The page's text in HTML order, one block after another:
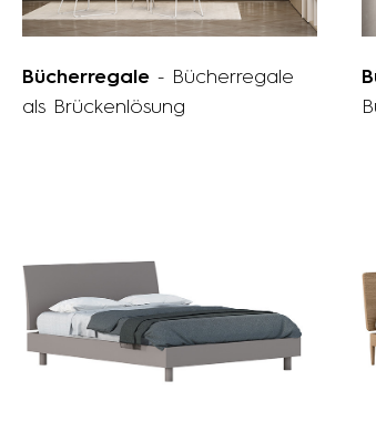
Bücherregale - Bücherregale
als Brückenlösung